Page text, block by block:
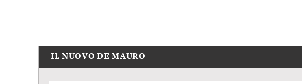
IL NUOVO DE MAURO